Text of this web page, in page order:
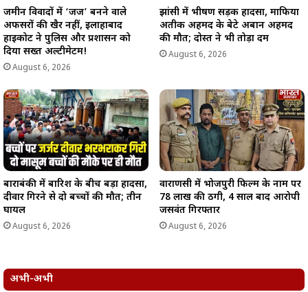
जमीन विवादों में ‘जज’ बनने वाले
अफसरों की खैर नहीं, इलाहाबाद
हाईकोर्ट ने पुलिस और प्रशासन को
दिया सख्त अल्टीमेटम!
August 6, 2026
झांसी में भीषण सड़क हादसा, माफिया
अतीक अहमद के बेटे अबान अहमद
की मौत; दोस्त ने भी तोड़ा दम
August 6, 2026
बाराबंकी में बारिश के बीच बड़ा हादसा,
दीवार गिरने से दो बच्चों की मौत; तीन
घायल
August 6, 2026
वाराणसी में भोजपुरी फिल्म के नाम पर
78 लाख की ठगी, 4 साल बाद आरोपी
जसवंत गिरफ्तार
August 6, 2026
अभी-अभी